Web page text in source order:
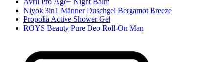
Niyok 3in1 Männer Duschgel Bergamot Breeze
Propolia Active Shower Gel
ROYS Beauty Pure Deo Roll-On Man